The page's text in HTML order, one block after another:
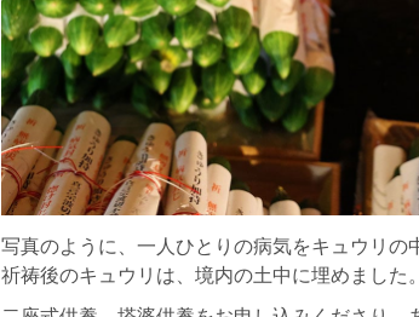
写真のように、一人ひとりの病気をキュウリの
祈祷後のキュウリは、境内の土中に埋めました。